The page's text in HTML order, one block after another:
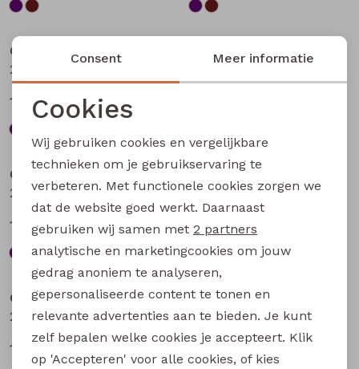
City Life
13,49
17,99
City Life
Sale
City Life
213875 W20010 dames T-shirt km Petrol
13,49 17,99
City Life
14,99 19,99
City Life
214289 W20030 dames T-shirt km Bruin donker
14,99
City Life
14,99
Noodzakelijke cookies
Analytische cookies
Marketing cookies
Consent Meer informatie
Cookies
Wij gebruiken cookies en vergelijkbare
technieken om je gebruikservaring te
verbeteren. Met functionele cookies zorgen we
dat de website goed werkt. Daarnaast
gebruiken wij samen met 2 partners
analytische en marketingcookies om jouw
gedrag anoniem te analyseren,
gepersonaliseerde content te tonen en
relevante advertenties aan te bieden. Je kunt
zelf bepalen welke cookies je accepteert. Klik
op 'Accepteren' voor alle cookies, of kies